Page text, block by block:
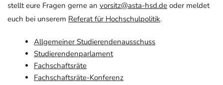
stellt eure Fragen gerne an vorsitz@asta-hsd.de oder meldet
euch bei unserem Referat für Hochschulpolitik.
Allgemeiner Studierendenausschuss
Studierendenparlament
Fachschaftsräte
Fachschaftsräte-Konferenz